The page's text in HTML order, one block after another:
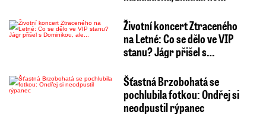
Životní koncert Ztraceného
na Letné: Co se dělo ve VIP
stanu? Jágr přišel s…
Šťastná Brzobohatá se
pochlubila fotkou: Ondřej si
neodpustil rýpanec